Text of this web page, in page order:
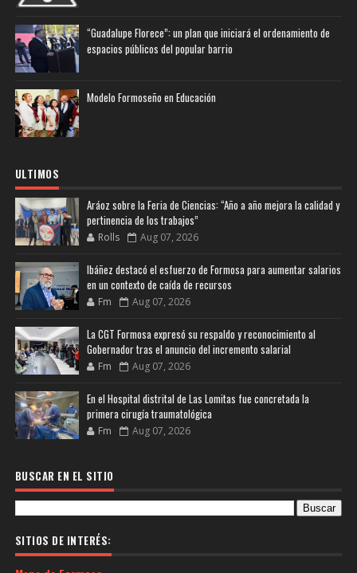
“Guadalupe Florece”: un plan que iniciará el ordenamiento de
espacios públicos del popular barrio
Modelo Formoseño en Educación
ULTIMOS
Aráoz sobre la Feria de Ciencias: “Año a año mejora la calidad y
pertinencia de los trabajos”
Rolls Aug 07, 2026
Ibáñez destacó el esfuerzo de Formosa para aumentar salarios
en un contexto de caída de recursos
Fm Aug 07, 2026
La CGT Formosa expresó su respaldo y reconocimiento al
Gobernador tras el anuncio del incremento salarial
Fm Aug 07, 2026
En el Hospital distrital de Las Lomitas fue concretada la
primera cirugía traumatológica
Fm Aug 07, 2026
BUSCAR EN EL SITIO
SITIOS DE INTERÉS: